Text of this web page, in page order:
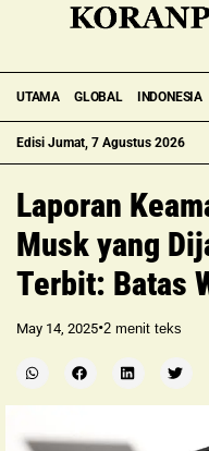
Edisi Jumat, 7 Agustus 2026
UTAMA GLOBAL INDONESIA
Laporan
Musk yang
Terbit: Batas
May 14, 2025•2 menit teks